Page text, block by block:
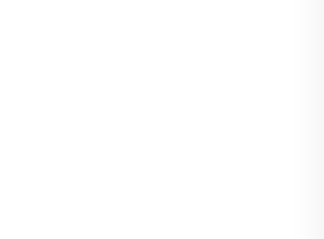
na administração